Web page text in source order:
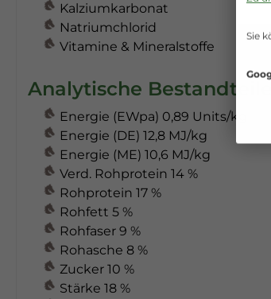
Kalziumkarbonat
Natriumchlorid
Vitamine & Mineralstoffe
Analytische Bestandteile
Energie (EWpa) 0,89 Units/kg
Energie (DE) 12,8 MJ/kg
Energie (ME) 10,6 MJ/kg
Verd. Rohprotein 14 %
Rohprotein 17 %
Rohfett 5 %
Rohfaser 9 %
Rohasche 8 %
Zucker 10 %
Stärke 18 %
Sie